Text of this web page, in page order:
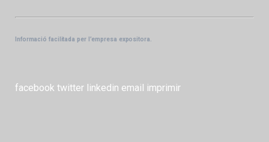
Informació facilitada per l’empresa expositora.
facebook twitter linkedin email imprimir